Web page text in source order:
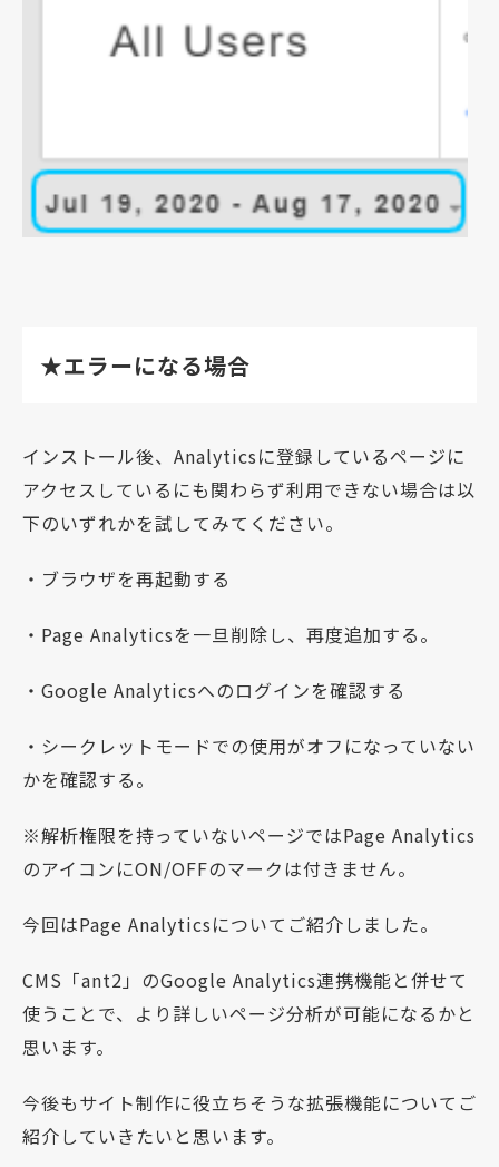
★エラーになる場合
インストール後、Analyticsに登録しているページに
アクセスしているにも関わらず利用できない場合は以
下のいずれかを試してみてください。
・ブラウザを再起動する
・Page Analyticsを一旦削除し、再度追加する。
・Google Analyticsへのログインを確認する
・シークレットモードでの使用がオフになっていない
かを確認する。
※解析権限を持っていないページではPage Analytics
のアイコンにON/OFFのマークは付きません。
今回はPage Analyticsについてご紹介しました。
CMS「ant2」のGoogle Analytics連携機能と併せて
使うことで、より詳しいページ分析が可能になるかと
思います。
今後もサイト制作に役立ちそうな拡張機能についてご
紹介していきたいと思います。